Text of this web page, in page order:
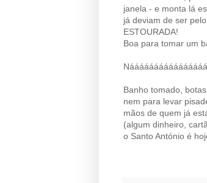
janela - e monta lá
já deviam de ser
ESTOURADA!
Boa para tomar um
Banho tomado,
nem para levar
mãos de quem já
(algum dinheiro,
o Santo António é